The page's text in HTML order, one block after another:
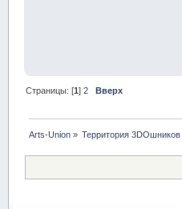
Страницы: [1]2 Вверх
Arts-Union » Территория 3DOшников